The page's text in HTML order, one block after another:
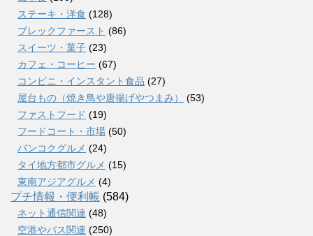
ステーキ・洋食 (128)
ブレックファースト (86)
スイーツ・菓子 (23)
カフェ・コーヒー (67)
コンビニ・インスタント食品 (27)
屋台もの（焼き鳥や唐揚げやつまみ）
(53)
ファストフード (19)
フードコート・市場 (50)
バンコクグルメ (24)
タイ地方都市グルメ (15)
東南アジアグルメ (4)
プチ情報・便利帳 (584)
ネット通信関連 (48)
空港やバス関連 (250)